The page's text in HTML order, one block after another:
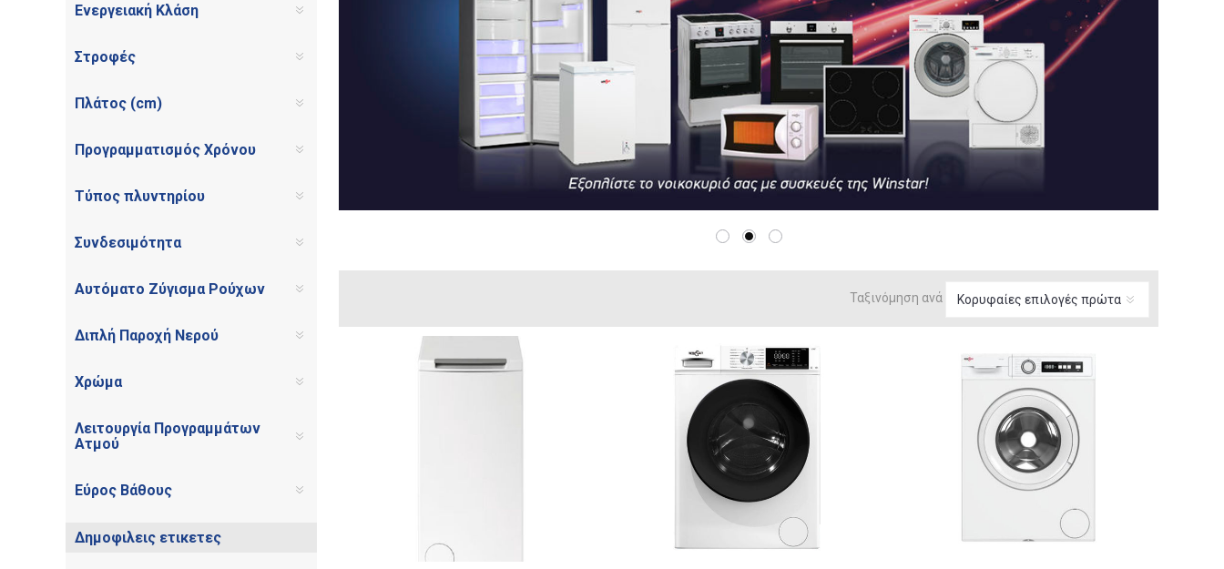
Ταξινόμηση ανά
Ενεργειακή Κλάση
Στροφές
Πλάτος (cm)
Προγραμματισμός Χρόνου
Τύπος πλυντηρίου
Συνδεσιμότητα
Αυτόματο Ζύγισμα Ρούχων
Διπλή Παροχή Νερού
Χρώμα
Λειτουργία Προγραμμάτων
Ατμού
Εύρος Βάθους
Δημοφιλεις ετικετες